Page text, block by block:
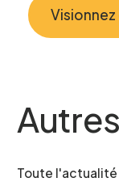
Toute l'actualité
faire